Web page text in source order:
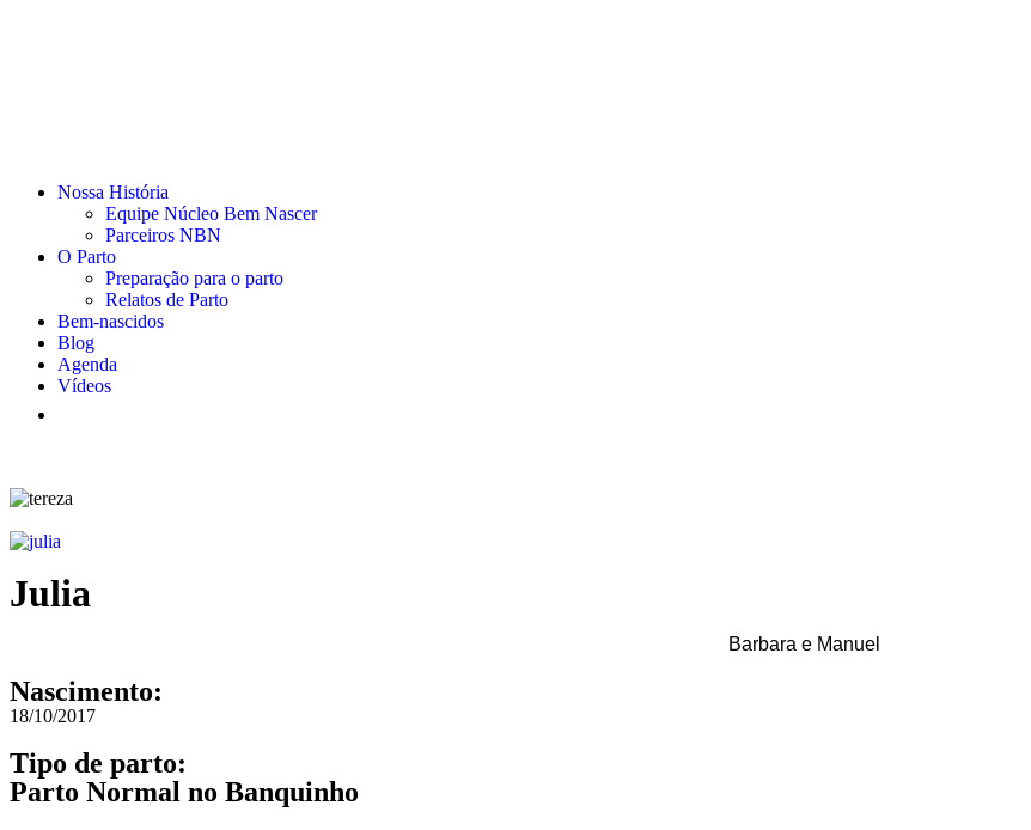
Nossa História
Equipe Núcleo Bem Nascer
Parceiros NBN
O Parto
Preparação para o parto
Relatos de Parto
Bem-nascidos
Blog
Agenda
Vídeos
Julia
Barbara e Manuel
Nascimento:
18/10/2017
Tipo de parto:
Parto Normal no Banquinho